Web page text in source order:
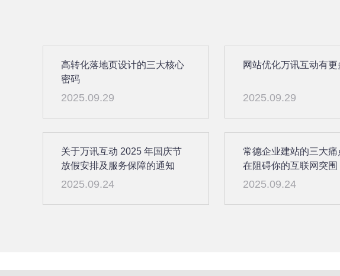
高转化落地页设计的三大核心
密码
2025.09.29
网站优化万讯互动有更
2025.09.29
关于万讯互动 2025 年国庆节
放假安排及服务保障的通知
2025.09.24
常德企业建站的三大痛
在阻碍你的互联网突围
2025.09.24